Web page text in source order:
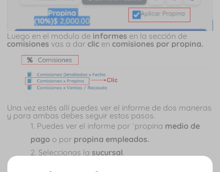
Luego en el modulo de informes en la sección de
comisiones vas a dar clic en comisiones por propina.
Una vez estés allí puedes ver el informe de dos maneras
y para ambas debes seguir estos pasos.
Puedes ver el informe por ´propina medio de
pago o por propina empleados.
Seleccionas la sucursal.